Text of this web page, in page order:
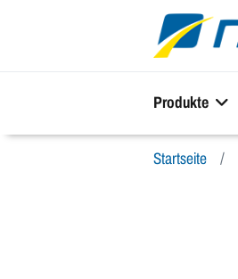
Produkte
Startseite